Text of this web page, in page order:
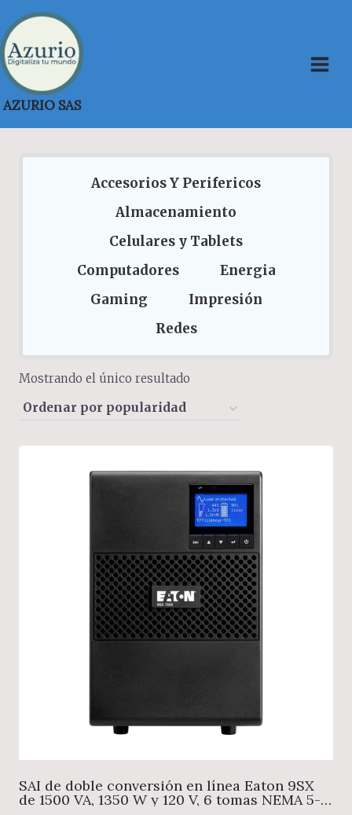
Saltar
al
contenido
AZURIO SAS
Accesorios Y Perifericos
Almacenamiento
Celulares y Tablets
Computadores
Energia
Gaming
Impresión
Redes
Mostrando el único resultado
SAI de doble conversión en línea Eaton 9SX
de 1500 VA, 1350 W y 120 V, 6 tomas NEMA 5-